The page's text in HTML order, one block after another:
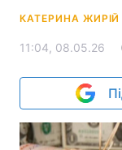
КАТЕРИНА ЖИРІЙ
11:04, 08.05.26